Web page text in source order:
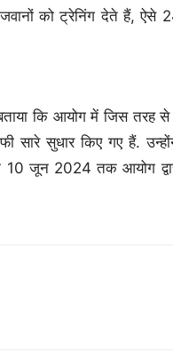
जवानों को ट्रेनिंग देते हैं,
कि आयोग में जिस तरह से
सारे सुधार किए गए हैं.
जून 2024 तक आयोग